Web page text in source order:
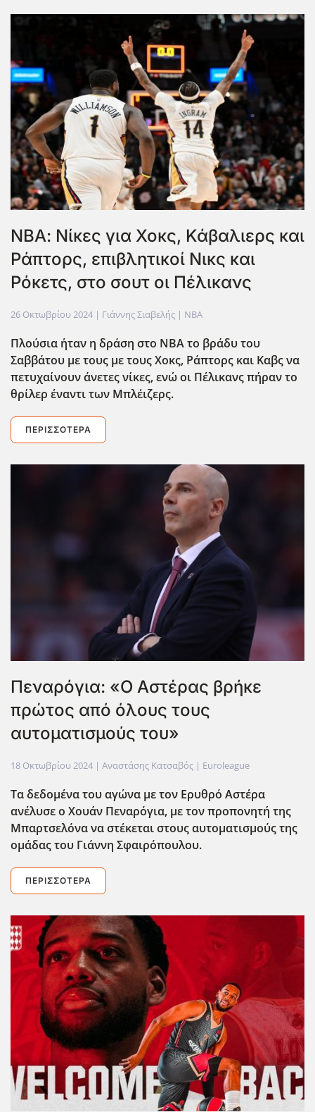
ΝΒΑ: Νίκες για Χοκς, Κάβαλιερς και
Ράπτορς, επιβλητικοί Νικς και
Ρόκετς, στο σουτ οι Πέλικανς
26 Οκτωβρίου 2024 | Γιάννης Σιαβελής | NBA
Πλούσια ΄ηταν η δράση στο NBA το βράδυ του
Σαββάτου με τους με τους Χοκς, Ράπτορς και Καβς να
πετυχαίνουν άνετες νίκες, ενώ οι Πέλικανς πήραν το
θρίλερ έναντι των Μπλέιζερς.
ΠΕΡΙΣΣΌΤΕΡΑ
Πεναρόγια: «Ο Αστέρας βρήκε
πρώτος από όλους τους
αυτοματισμούς του»
18 Οκτωβρίου 2024 | Αναστάσης Κατσαβός | Euroleague
Τα δεδομένα του αγώνα με τον Ερυθρό Αστέρα
ανέλυσε ο Χουάν Πεναρόγια, με τον προπονητή της
Μπαρτσελόνα να στέκεται στους αυτοματισμούς της
ομάδας του Γιάννη Σφαιρόπουλου.
ΠΕΡΙΣΣΌΤΕΡΑ